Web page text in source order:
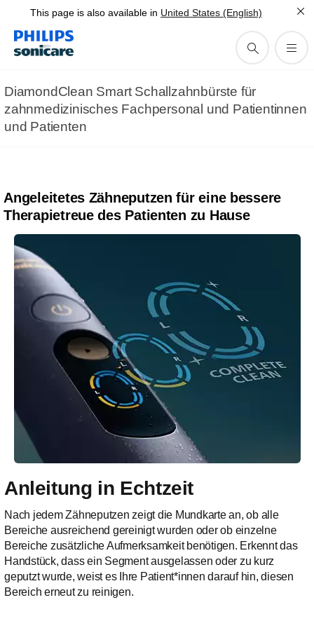
This page is also available in United States (English)
DiamondClean Smart Schallzahnbürste für
zahnmedizinisches Fachpersonal und Patientinnen
und Patienten
Patienten mit
Echtzeitanleitung helfen,
Angeleitetes Zähneputzen für eine bessere
Therapietreue des Patienten zu Hause
Anleitung in Echtzeit
Nach jedem Zähneputzen zeigt die Mundkarte an, ob alle
Bereiche ausreichend gereinigt wurden oder ob einzelne
Bereiche zusätzliche Aufmerksamkeit benötigen. Erkennt das
Handstück, dass ein Segment ausgelassen oder zu kurz
geputzt wurde, weist es Ihre Patient*innen darauf hin, diesen
Bereich erneut zu reinigen.